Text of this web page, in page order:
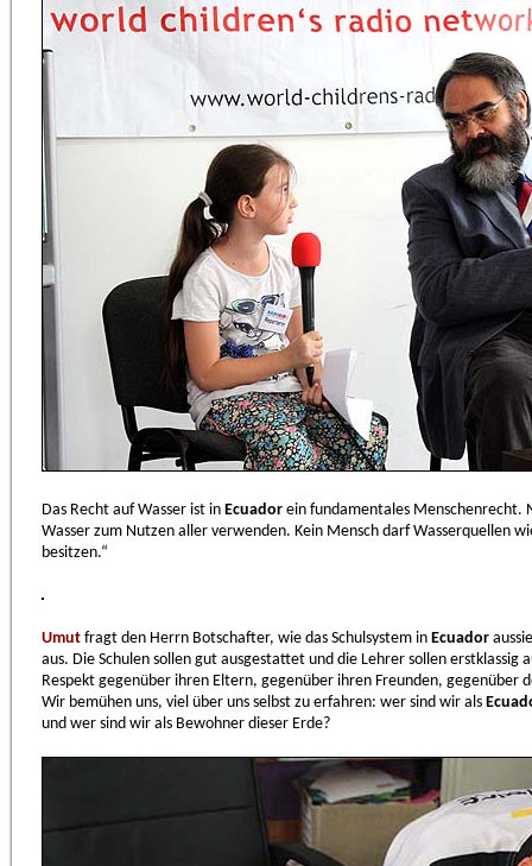
Das Recht auf Wasser ist in Ecuador ein fundamentales Menschenrecht.
Wasser zum Nutzen aller verwenden. Kein Mensch darf Wasserquellen
besitzen.“
Umut fragt den Herrn Botschafter, wie das Schulsystem in Ecuador
aus. Die Schulen sollen gut ausgestattet und die Lehrer sollen erstklassig
Respekt gegenüber ihren Eltern, gegenüber ihren Freunden, gegenüber
Wir bemühen uns, viel über uns selbst zu erfahren: wer sind wir als
und wer sind wir als Bewohner dieser Erde?